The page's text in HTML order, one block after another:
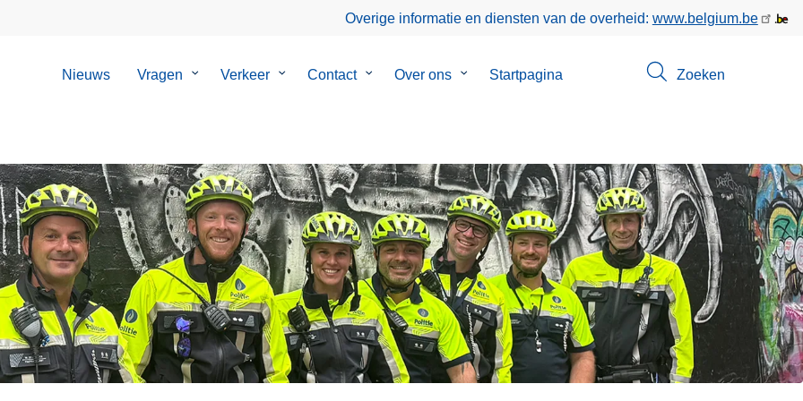
Overige informatie en diensten van de overheid: www.belgium.be
Nieuws Vragen
Submenu
Verkeer
Submenu
Contact
SubmenuOver ons
SubmenuStartpagina Zoeken